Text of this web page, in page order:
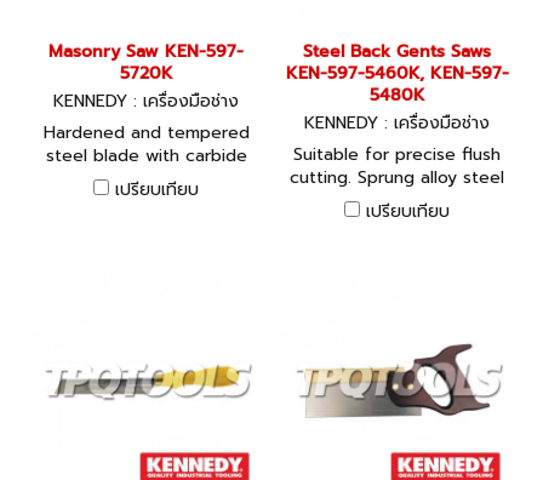
well as slide or cheek cuts
for any rafter.
Masonry Saw KEN-597-
5720K
KENNEDY : เครื่องมือช่าง
Hardened and tempered
steel blade with carbide
teeth.
เปรียบเทียบ
Steel Back Gents Saws
KEN-597-5460K, KEN-597-
5480K
KENNEDY : เครื่องมือช่าง
Suitable for precise flush
cutting. Sprung alloy steel
blade with rigid steel back,
polished rosewood handle
เปรียบเทียบ